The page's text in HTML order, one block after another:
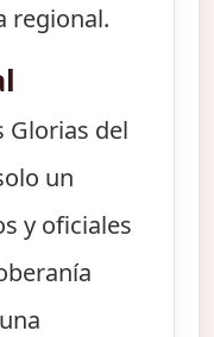
regional.
Glorias del
un
y oficiales